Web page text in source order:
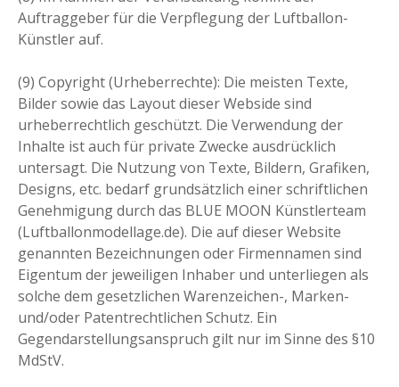
Auftraggeber für die Verpflegung der Luftballon-
Künstler auf.
(9) Copyright (Urheberrechte): Die meisten Texte,
Bilder sowie das Layout dieser Webside sind
urheberrechtlich geschützt. Die Verwendung der
Inhalte ist auch für private Zwecke ausdrücklich
untersagt. Die Nutzung von Texte, Bildern, Grafiken,
Designs, etc. bedarf grundsätzlich einer schriftlichen
Genehmigung durch das BLUE MOON Künstlerteam
(Luftballonmodellage.de). Die auf dieser Website
genannten Bezeichnungen oder Firmennamen sind
Eigentum der jeweiligen Inhaber und unterliegen als
solche dem gesetzlichen Warenzeichen-, Marken-
und/oder Patentrechtlichen Schutz. Ein
Gegendarstellungsanspruch gilt nur im Sinne des §10
MdStV.